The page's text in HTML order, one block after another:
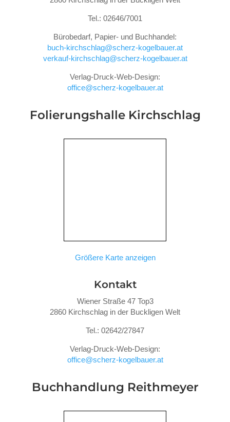
Tel.: 02646/7001
Bürobedarf, Papier- und Buchhandel:
buch-kirchschlag@scherz-kogelbauer.at
verkauf-kirchschlag@scherz-kogelbauer.at
Verlag-Druck-Web-Design:
office@scherz-kogelbauer.at
Folierungshalle Kirchschlag
Größere Karte anzeigen
Kontakt
Wiener Straße 47 Top3
2860 Kirchschlag in der Buckligen Welt
Tel.: 02642/27847
Verlag-Druck-Web-Design:
office@scherz-kogelbauer.at
Buchhandlung Reithmeyer